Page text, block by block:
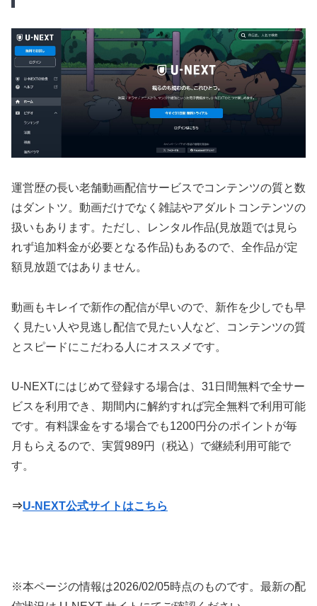
運営歴の長い老舗動画配信サービスでコンテンツの質と数
はダントツ。動画だけでなく雑誌やアダルトコンテンツの
扱いもあります。ただし、レンタル作品(見放題では見ら
れず追加料金が必要となる作品)もあるので、全作品が定
額見放題ではありません。
動画もキレイで新作の配信が早いので、新作を少しでも早
く見たい人や見逃し配信で見たい人など、コンテンツの質
とスピードにこだわる人にオススメです。
U-NEXTにはじめて登録する場合は、31日間無料で全サー
ビスを利用でき、期間内に解約すれば完全無料で利用可能
です。有料課金をする場合でも1200円分のポイントが毎
月もらえるので、実質989円（税込）で継続利用可能で
す。
⇒U-NEXT公式サイトはこちら
※本ページの情報は2026/02/05時点のものです。最新の配